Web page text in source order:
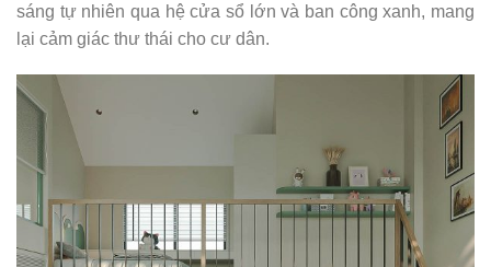
sáng tự nhiên qua hệ cửa sổ lớn và ban công xanh, mang
lại cảm giác thư thái cho cư dân.